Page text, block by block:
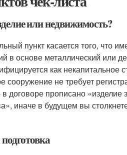
или недвижимость?
пункт касается того, что
основе металлический или
как
сооружение не требует
договоре прописано «изделие
иначе в будущем вы